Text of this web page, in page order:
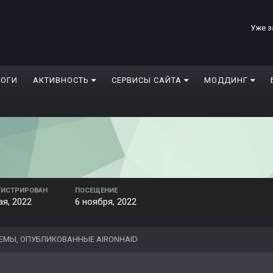
Уже
АКТИВНОСТЬ СЕРВИСЫ САЙТА МОДДИНГ
2022
ПОСЕЩЕНИЕ
6 ноября, 2022
ОПУБЛИКОВАННЫЕ AIRONHAID